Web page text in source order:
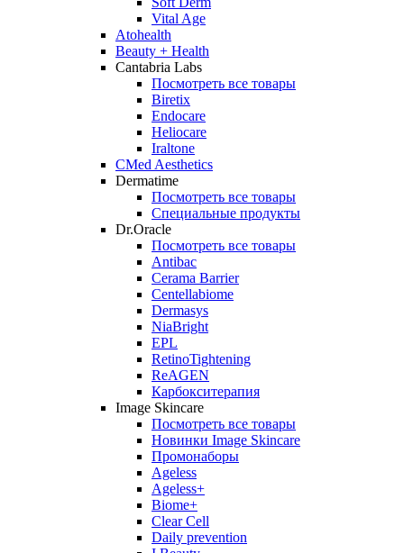
Vital Age
Atohealth
Beauty + Health
Cantabria Labs
Посмотреть все товары
Biretix
Endocare
Heliocare
Iraltone
CMed Aesthetics
Dermatime
Посмотреть все товары
Специальные продукты
Dr.Oracle
Посмотреть все товары
Antibac
Cerama Barrier
Centellabiome
Dermasys
NiaBright
EPL
RetinoTightening
ReAGEN
Карбокситерапия
Image Skincare
Посмотреть все товары
Новинки Image Skincare
Промонаборы
Ageless
Ageless+
Biome+
Clear Cell
Daily prevention